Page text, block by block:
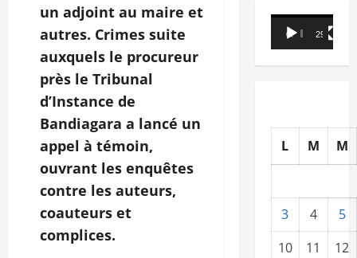
un adjoint au maire et
autres. Crimes suite
auxquels le procureur
près le Tribunal
d’Instance de
Bandiagara a lancé un
appel à témoin,
ouvrant les enquêtes
contre les auteurs,
coauteurs et
complices.
Lecteur
vidéo
00:00 29:21
L M M
3 4
5
10
11
12